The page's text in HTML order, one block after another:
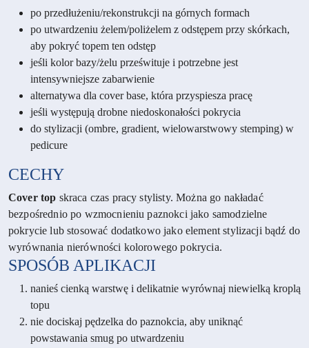
po przedłużeniu/rekonstrukcji na górnych formach
po utwardzeniu żelem/poliżelem z odstępem przy skórkach,
aby pokryć topem ten odstęp
jeśli kolor bazy/żelu prześwituje i potrzebne jest
intensywniejsze zabarwienie
alternatywa dla cover base, która przyspiesza pracę
jeśli występują drobne niedoskonałości pokrycia
do stylizacji (ombre, gradient, wielowarstwowy stemping) w
pedicure
CECHY
Cover top skraca czas pracy stylisty. Można go nakładać
bezpośrednio po wzmocnieniu paznokci jako samodzielne
pokrycie lub stosować dodatkowo jako element stylizacji bądź do
wyrównania nierówności kolorowego pokrycia.
SPOSÓB APLIKACJI
nanieś cienką warstwę i delikatnie wyrównaj niewielką kroplą
topu
nie dociskaj pędzelka do paznokcia, aby uniknąć
powstawania smug po utwardzeniu